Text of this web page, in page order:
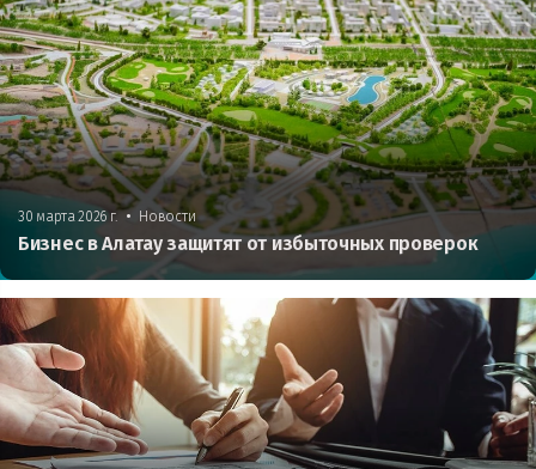
30 марта 2026 г. • Новости
Бизнес в Алатау защитят от избыточных проверок